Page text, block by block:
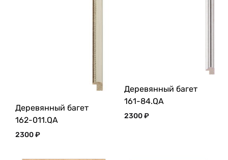
Деревянный багет
162-011.QA
2300₽
Деревянный багет
161-84.QA
2300₽